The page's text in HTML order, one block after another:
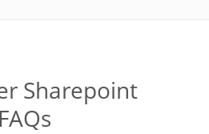
Sharepoint